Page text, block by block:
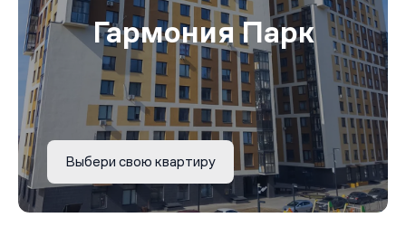
Гармония Парк
Выбери свою квартиру